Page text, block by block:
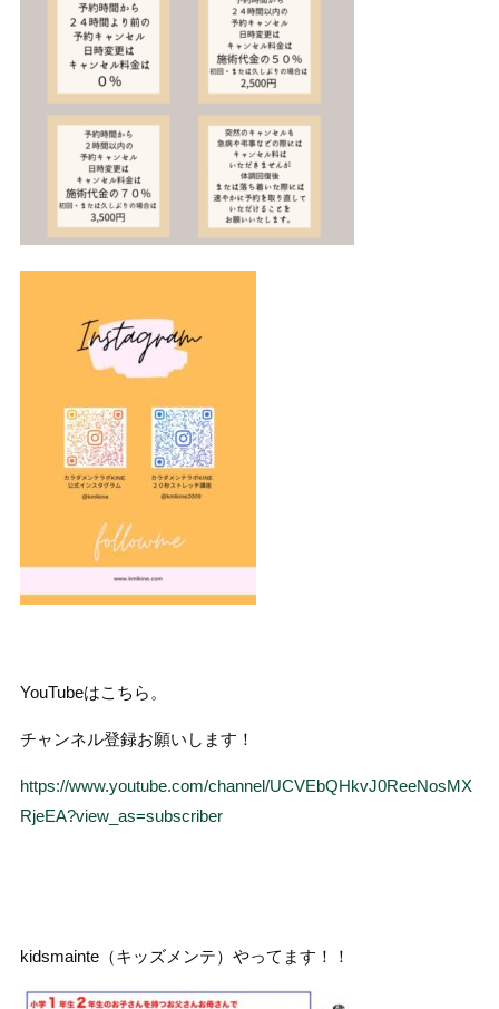
YouTubeはこちら。
チャンネル登録お願いします！
https://www.youtube.com/channel/UCVEbQHkvJ0ReeNosMX
RjeEA?view_as=subscriber
kidsmainte（キッズメンテ）やってます！！